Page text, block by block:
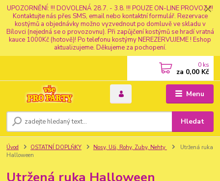
UPOZORNĚNÍ: !!! DOVOLENÁ 28.7. - 3.8. !!! POUZE ON-LINE PROVOZ !!!
Kontaktujte nás přes SMS, email nebo kontaktní formulář. Rezervace
kostýmů a objednávky možno vyzvednout po domluvě ve skladu v
Bílovci (nejedná se o provozovnu). Při zapůjčení kostýmů se hradí vratná
kauce 1000Kč (hotově)! Po telefonu kostýmy NEREZERVUJEME ! Eshop
aktualizujeme. Děkujeme za pochopení.
Menu
Hledat
0 ks
za 0,00 Kč
Úvod OSTATNÍ DOPLŇKY Nosy, Uši, Rohy, Zuby, Nehty
Utržená ruka
Halloween
Utržená ruka Halloween